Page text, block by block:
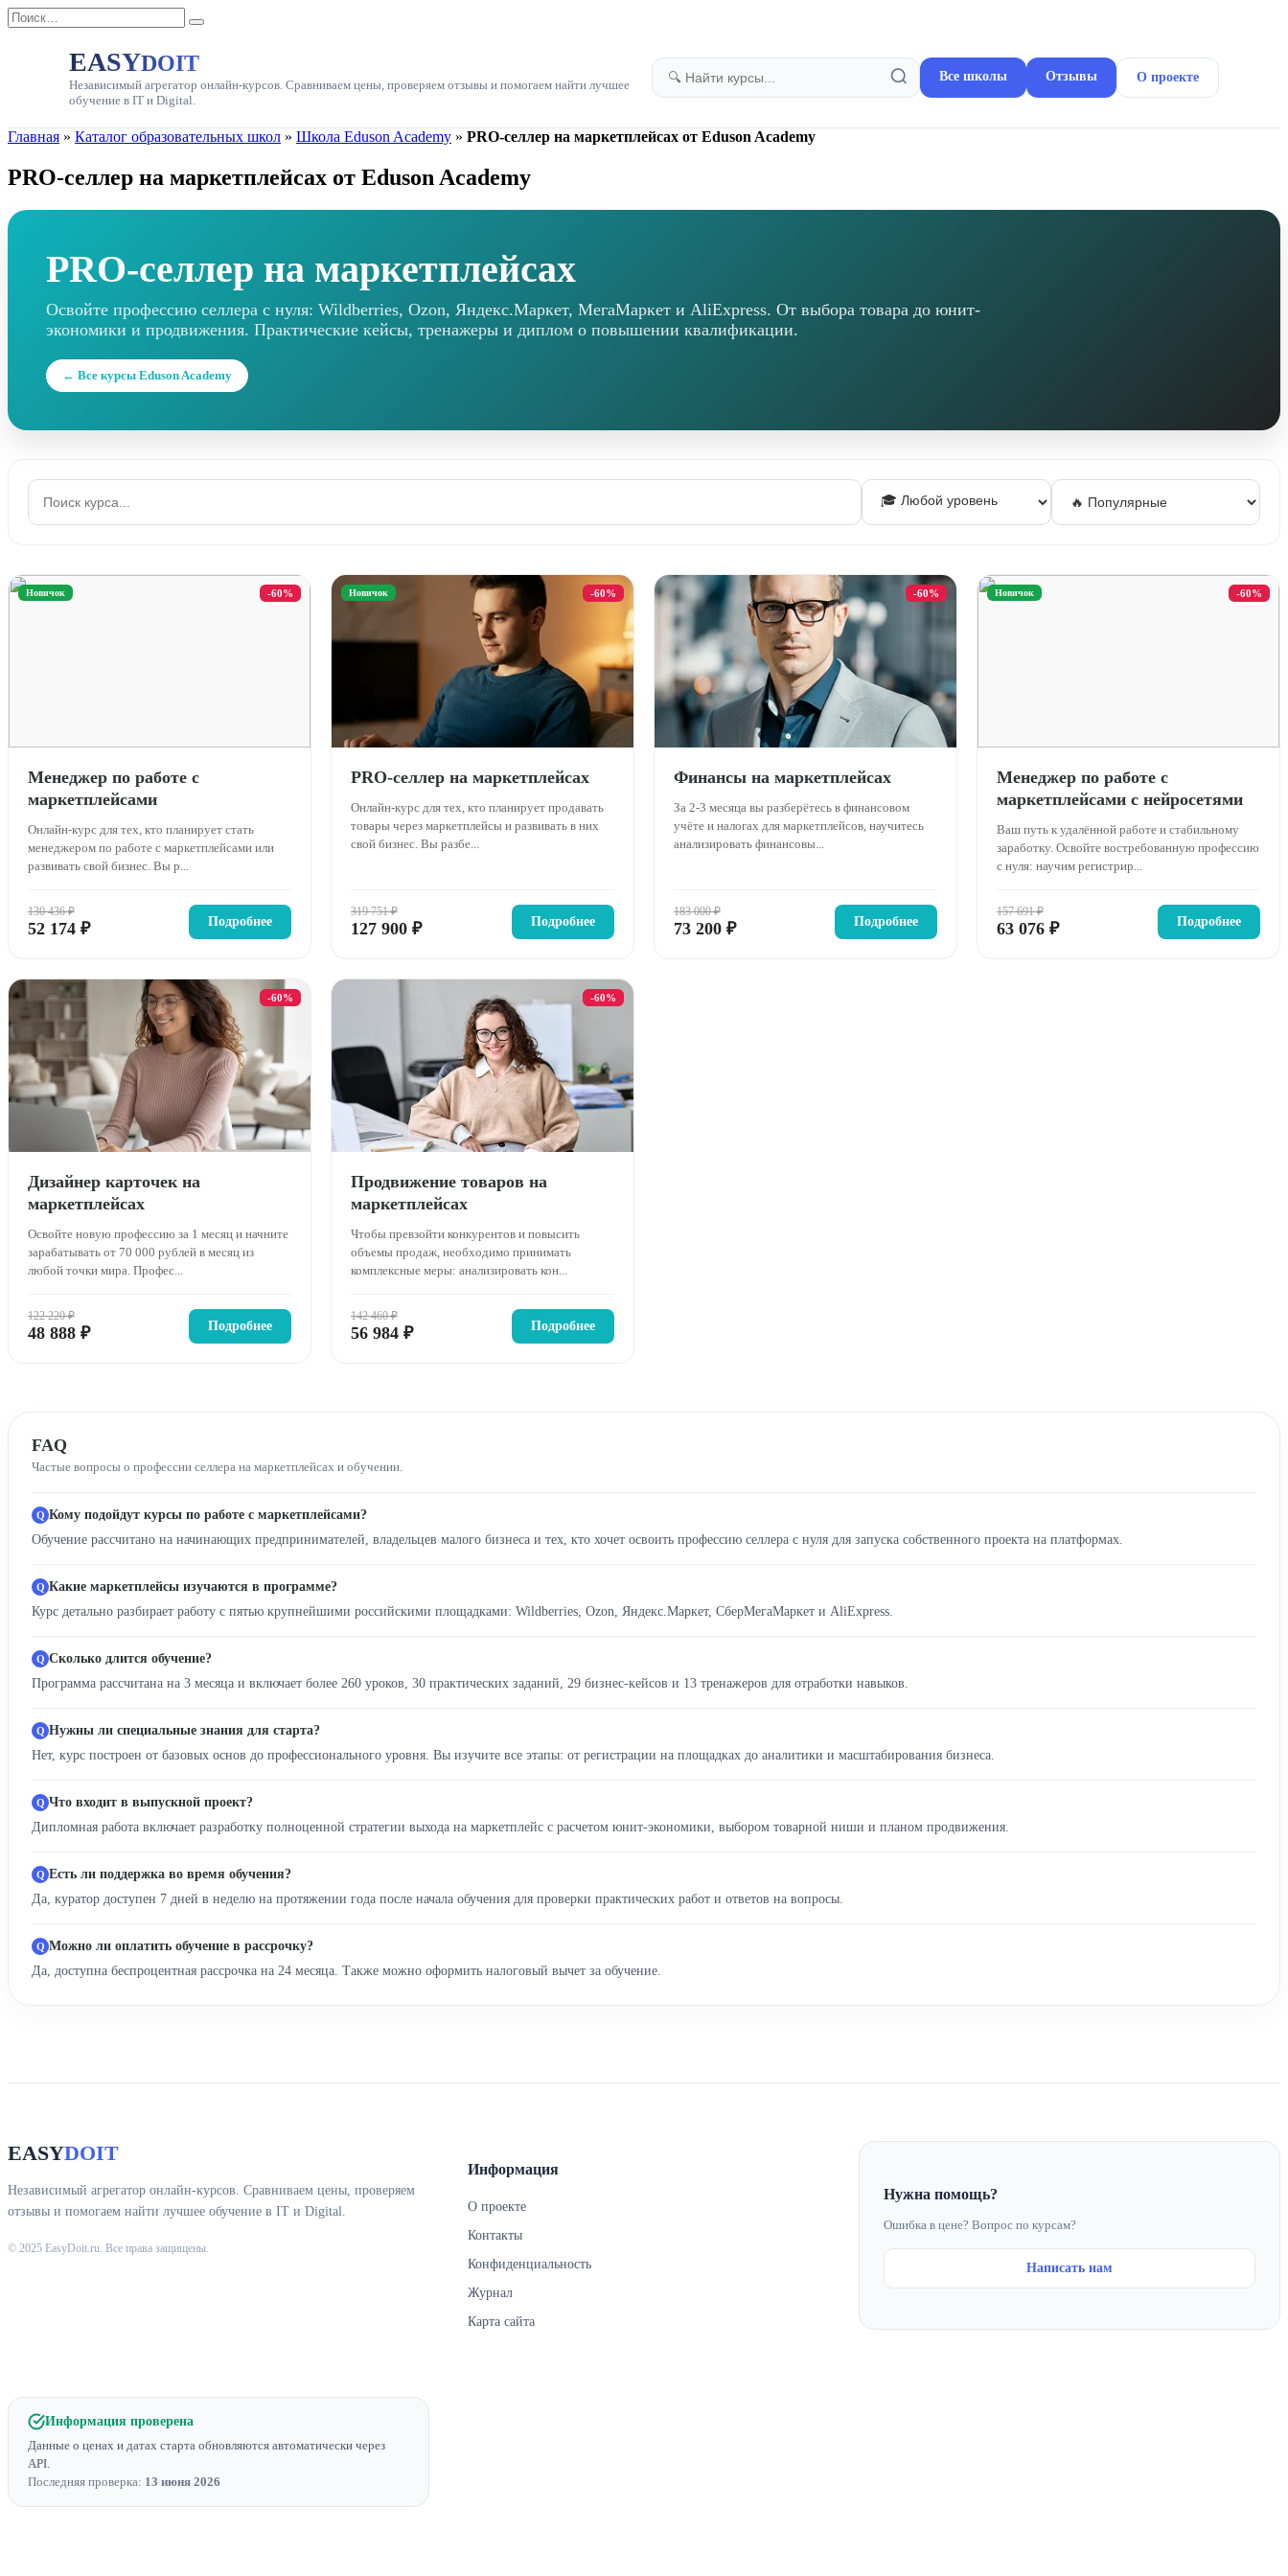
Перейти
к
Search
for:
EASYDOIT
Независимый агрегатор онлайн-курсов. Сравниваем цены, проверяем отзывы и помогаем найти лучшее
обучение в IT и Digital.
Все школы Отзывы О проекте
Главная » Каталог образовательных школ » Школа Eduson Academy » PRO-селлер на маркетплейсах от Eduson Academy
PRO-селлер на маркетплейсах от Eduson Academy
PRO-селлер на маркетплейсах
Освойте профессию селлера с нуля: Wildberries, Ozon, Яндекс.Маркет, МегаМаркет и AliExpress. От выбора товара до юнит-
экономики и продвижения. Практические кейсы, тренажеры и диплом о повышении квалификации.
← Все курсы Eduson Academy
-60%
Новичок
Менеджер по работе с
маркетплейсами
Онлайн-курс для тех, кто планирует стать
менеджером по работе с маркетплейсами или
развивать свой бизнес. Вы р...
130 436 ₽
52 174 ₽ Подробнее
-60%
Новичок
PRO-селлер на маркетплейсах
Онлайн-курс для тех, кто планирует продавать
товары через маркетплейсы и развивать в них
свой бизнес. Вы разбе...
319 751 ₽
127 900 ₽ Подробнее
-60%
Финансы на маркетплейсах
За 2-3 месяца вы разберётесь в финансовом
учёте и налогах для маркетплейсов, научитесь
анализировать финансовы...
183 000 ₽
73 200 ₽ Подробнее
-60%
Новичок
Менеджер по работе с
маркетплейсами с нейросетями
Ваш путь к удалённой работе и стабильному
заработку. Освойте востребованную профессию
с нуля: научим регистрир...
157 691 ₽
63 076 ₽ Подробнее
-60%
Дизайнер карточек на
маркетплейсах
Освойте новую профессию за 1 месяц и начните
зарабатывать от 70 000 рублей в месяц из
любой точки мира. Профес...
122 220 ₽
48 888 ₽ Подробнее
-60%
Продвижение товаров на
маркетплейсах
Чтобы превзойти конкурентов и повысить
объемы продаж, необходимо принимать
комплексные меры: анализировать кон...
142 460 ₽
56 984 ₽ Подробнее
FAQ
Частые вопросы о профессии селлера на маркетплейсах и обучении.
Кому подойдут курсы по работе с маркетплейсами?
Обучение рассчитано на начинающих предпринимателей, владельцев малого бизнеса и тех, кто хочет освоить профессию селлера с нуля для запуска собственного проекта на платформах.
Какие маркетплейсы изучаются в программе?
Курс детально разбирает работу с пятью крупнейшими российскими площадками: Wildberries, Ozon, Яндекс.Маркет, СберМегаМаркет и AliExpress.
Сколько длится обучение?
Программа рассчитана на 3 месяца и включает более 260 уроков, 30 практических заданий, 29 бизнес-кейсов и 13 тренажеров для отработки навыков.
Нужны ли специальные знания для старта?
Нет, курс построен от базовых основ до профессионального уровня. Вы изучите все этапы: от регистрации на площадках до аналитики и масштабирования бизнеса.
Что входит в выпускной проект?
Дипломная работа включает разработку полноценной стратегии выхода на маркетплейс с расчетом юнит-экономики, выбором товарной ниши и планом продвижения.
Есть ли поддержка во время обучения?
Да, куратор доступен 7 дней в неделю на протяжении года после начала обучения для проверки практических работ и ответов на вопросы.
Можно ли оплатить обучение в рассрочку?
Да, доступна беспроцентная рассрочка на 24 месяца. Также можно оформить налоговый вычет за обучение.
EASYDOIT
Независимый агрегатор онлайн-курсов. Сравниваем цены, проверяем
отзывы и помогаем найти лучшее обучение в IT и Digital.
© 2025 EasyDoit.ru. Все права защищены.
Информация
О проекте
Контакты
Конфиденциальность
Журнал
Карта сайта
Нужна помощь?
Ошибка в цене? Вопрос по курсам?
Написать нам
Информация проверена
Данные о ценах и датах старта обновляются автоматически через
API.
Последняя проверка: 13 июня 2026